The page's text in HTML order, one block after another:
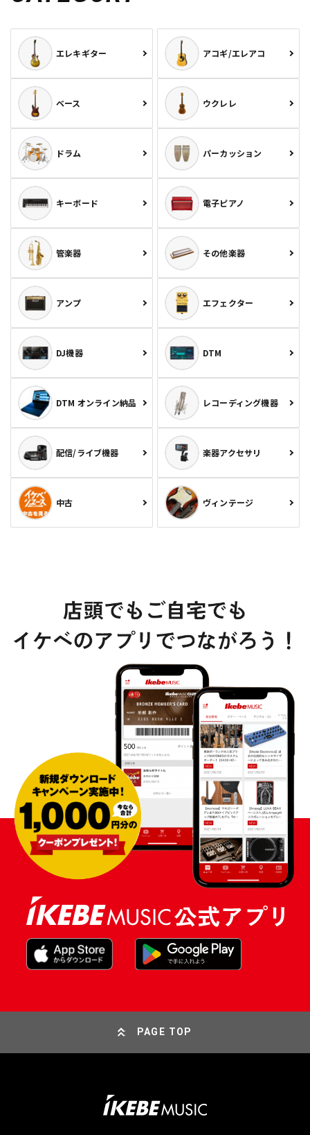
エレキギター アコギ/エレアコ
ベース ウクレレ
ドラム パーカッション
キーボード 電子ピアノ
管楽器 その他楽器
アンプ エフェクター
DJ機器 DTM
DTM オンライン納品 レコーディング機器
配信/ライブ機器 楽器アクセサリ
中古 ヴィンテージ
PAGE TOP